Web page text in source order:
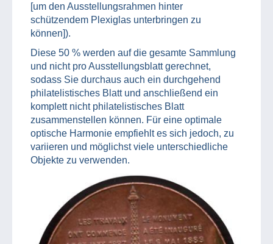
[um den Ausstellungsrahmen hinter
schützendem Plexiglas unterbringen zu
können]).
Diese 50 % werden auf die gesamte Sammlung
und nicht pro Ausstellungsblatt gerechnet,
sodass Sie durchaus auch ein durchgehend
philatelistisches Blatt und anschließend ein
komplett nicht philatelistisches Blatt
zusammenstellen können. Für eine optimale
optische Harmonie empfiehlt es sich jedoch, zu
variieren und möglichst viele unterschiedliche
Objekte zu verwenden.